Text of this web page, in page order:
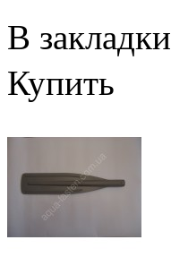
В закладки
Купить